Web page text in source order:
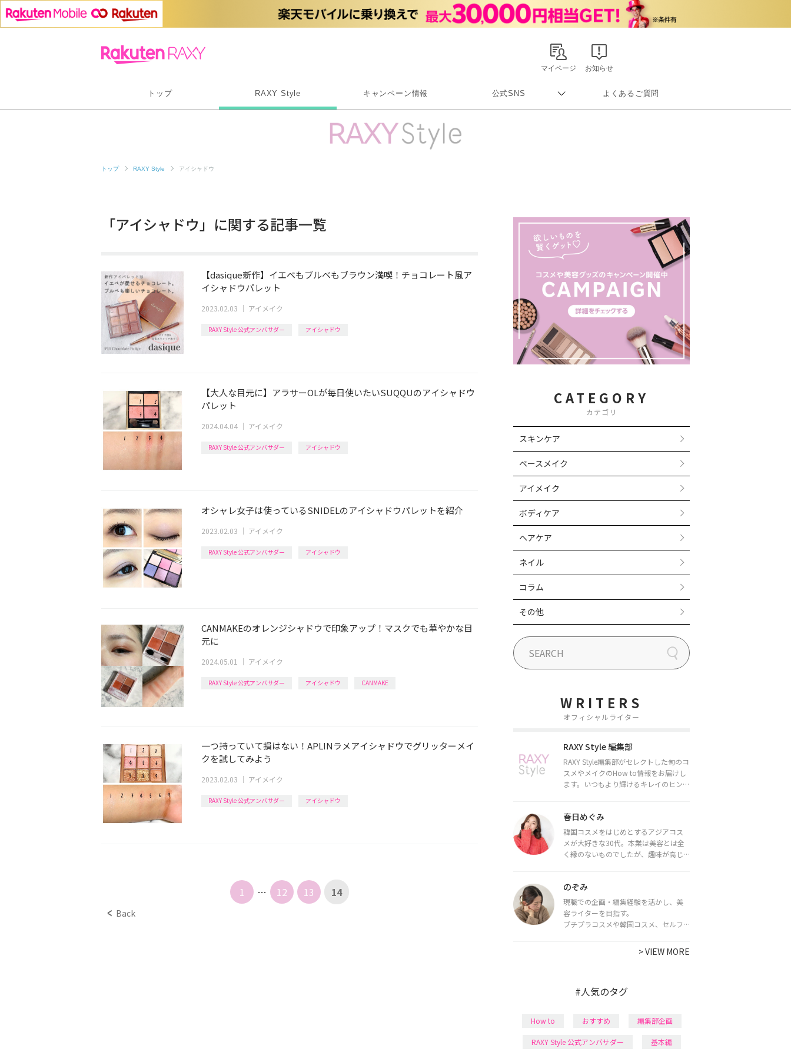
お知らせ
マイページ
トップ RAXY Style キャンペーン情報 公式SNS よくあるご質問
トップ RAXY Style アイシャドウ
「アイシャドウ」に関する記事一覧
【dasique新作】イエベもブルベもブラウン満喫！チョコレート風ア
イシャドウパレット
2023.02.03 ｜ アイメイク
RAXY Style 公式アンバサダー アイシャドウ
【大人な目元に】アラサーOLが毎日使いたいSUQQUのアイシャドウ
パレット
2024.04.04 ｜ アイメイク
RAXY Style 公式アンバサダー アイシャドウ
オシャレ女子は使っているSNIDELのアイシャドウパレットを紹介
2023.02.03 ｜ アイメイク
RAXY Style 公式アンバサダー アイシャドウ
CANMAKEのオレンジシャドウで印象アップ！マスクでも華やかな目
元に
2024.05.01 ｜ アイメイク
RAXY Style 公式アンバサダー アイシャドウ CANMAKE
一つ持っていて損はない！APLINラメアイシャドウでグリッターメイ
クを試してみよう
2023.02.03 ｜ アイメイク
RAXY Style 公式アンバサダー アイシャドウ
Back
1 … 12 13 14
CATEGORY
カテゴリ
スキンケア
ベースメイク
アイメイク
ボディケア
ヘアケア
ネイル
コラム
その他
WRITERS
オフィシャルライター
RAXY Style 編集部
RAXY Style編集部がセレクトした旬のコ
スメやメイクのHow to情報をお届けし
ます。いつもより輝けるキレイのヒント
春日めぐみ
韓国コスメをはじめとするアジアコス
メが大好きな30代。本業は美容とは全
く縁のないものでしたが、趣味が高じ
ライターとして活動中。
都内で16タイプパーソナルカラー診
断・顔タイプ診断・骨格診断によるイ
メージコンサルティングも行っていま
のぞみ
現職での企画・編集経験を活かし、美
容ライターを目指す。
プチプラコスメや韓国コスメ、セルフ
で最新情報をチェック。家事や育児の合
間に取り入れられる時短美容テクも実
>VIEW MORE
#人気のタグ
How to おすすめ 編集部企画
RAXY Style 公式アンバサダー 基本編